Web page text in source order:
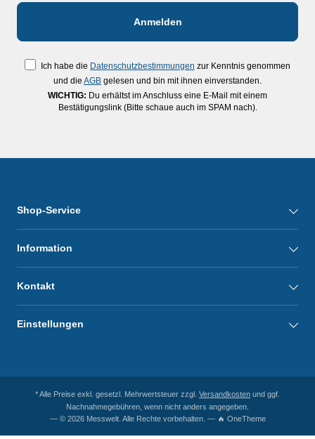
Ich habe die Datenschutzbestimmungen zur Kenntnis genommen
und die AGB gelesen und bin mit ihnen einverstanden.
WICHTIG: Du erhältst im Anschluss eine E-Mail mit einem
Bestätigungslink (Bitte schaue auch im SPAM nach).
Shop-Service
Information
Kontakt
Einstellungen
* Alle Preise exkl. gesetzl. Mehrwertsteuer zzgl. Versandkosten und ggf.
Nachnahmegebühren, wenn nicht anders angegeben.
— © 2026 Messwelt. Alle Rechte vorbehalten. — 🔥 OneTheme